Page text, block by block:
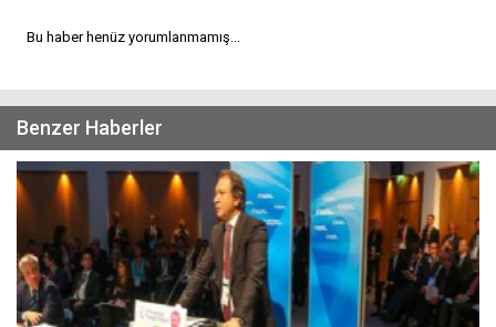
Bu haber henüz yorumlanmamış...
Benzer Haberler